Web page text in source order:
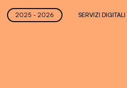
2025 - 2026 SERVIZI DIGITALI